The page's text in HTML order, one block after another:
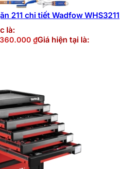
211 chi tiết Wadfow WHS3211
là:
₫Giá hiện tại là: